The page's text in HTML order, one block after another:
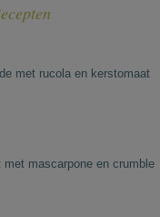
met rucola en kerstomaat
met mascarpone en crumble